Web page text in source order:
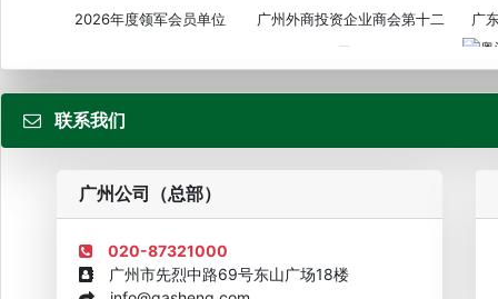
2026年度领军会员单位
广州外商投资企业商会第十二
届...
广
联系我们
广州公司（总部）
020-87321000
广州市先烈中路69号东山广场18楼